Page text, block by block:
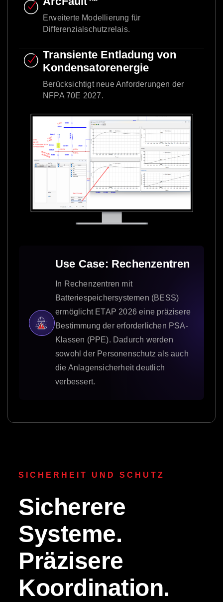
Use Case: Rechenzentren
In Rechenzentren mit
Batteriespeichersystemen (BESS)
ermöglicht ETAP 2026 eine präzisere
Bestimmung der erforderlichen PSA-
Klassen (PPE). Dadurch werden
sowohl der Personenschutz als auch
die Anlagensicherheit deutlich
verbessert.
Erweiterte Modellierung für
Differenzialschutzrelais.
Transiente Entladung von
Kondensatorenergie
Berücksichtigt neue Anforderungen der
NFPA 70E 2027.
SICHERHEIT UND SCHUTZ
Sicherere
Systeme.
Präzisere
Koordination.